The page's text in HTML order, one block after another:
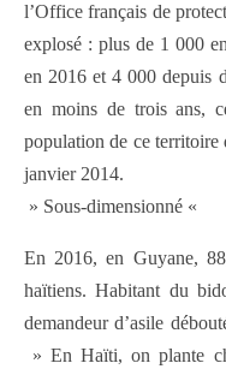
l’Office français de
explosé : plus de 1 000
en 2016 et 4 000 depuis
en moins de trois ans,
population de ce
janvier 2014.
» Sous-dimensionné «
En 2016, en Guyane,
haïtiens. Habitant du
demandeur d’asile
» En Haïti, on plante